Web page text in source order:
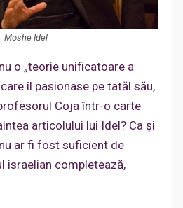
Moshe Idel
o „teorie unificatoare a
îl pasionase pe tatăl său,
Coja într-o carte
articolului lui Idel? Ca și
ar fi fost suficient de
israelian completează,